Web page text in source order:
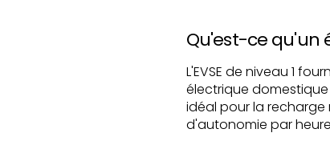
Qu'est-ce qu'un
L'EVSE de niveau 1
électrique domestique
idéal pour la recharge
d'autonomie par